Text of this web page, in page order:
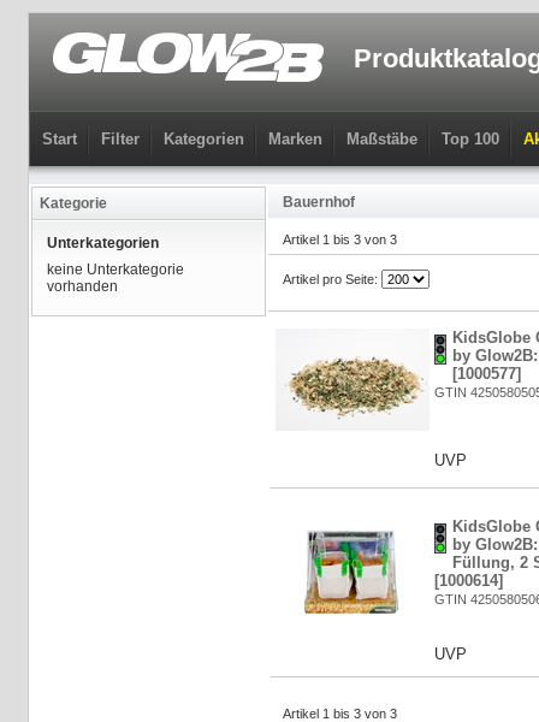
Start Filter Kategorien Marken Maßstäbe Top 100
Kategorie
Unterkategorien
keine Unterkategorie
vorhanden
Bauernhof
Artikel 1 bis 3 von 3
Artikel pro Seite:
KidsGlobe
by
[1000577]
GTIN
UVP
KidsGlobe
by
Füllung, 2
[1000614]
GTIN
UVP
Artikel 1 bis 3 von 3